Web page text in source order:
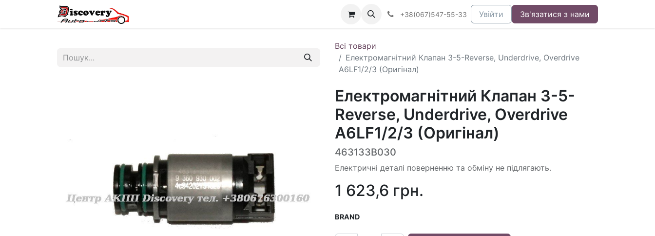
+38(067)547-55-33 Увійти Зв'язатися з нами
Всі товари
Електромагнітний Клапан 3-5-Reverse, Underdrive, Overdrive
A6LF1/2/3 (Оригінал)
Електромагнітний Клапан 3-5-
Reverse, Underdrive, Overdrive
A6LF1/2/3 (Оригінал)
463133B030
Електричні деталі поверненню та обміну не підлягають.
1 623,6 грн.
BRAND